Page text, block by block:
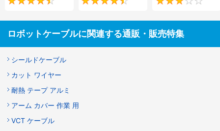
4.7 4.5
ロボットケーブルに関連する通販・販売特集
シールドケーブル
カット ワイヤー
耐熱 テープ アルミ
アーム カバー 作業 用
VCT ケーブル